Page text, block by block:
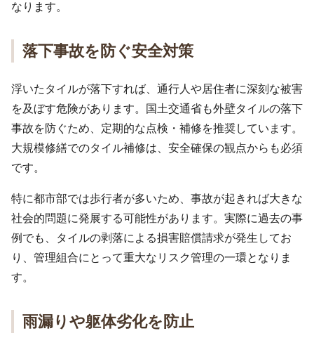
なります。
落下事故を防ぐ安全対策
浮いたタイルが落下すれば、通行人や居住者に深刻な被害
を及ぼす危険があります。国土交通省も外壁タイルの落下
事故を防ぐため、定期的な点検・補修を推奨しています。
大規模修繕でのタイル補修は、安全確保の観点からも必須
です。
特に都市部では歩行者が多いため、事故が起きれば大きな
社会的問題に発展する可能性があります。実際に過去の事
例でも、タイルの剥落による損害賠償請求が発生してお
り、管理組合にとって重大なリスク管理の一環となりま
す。
雨漏りや躯体劣化を防止